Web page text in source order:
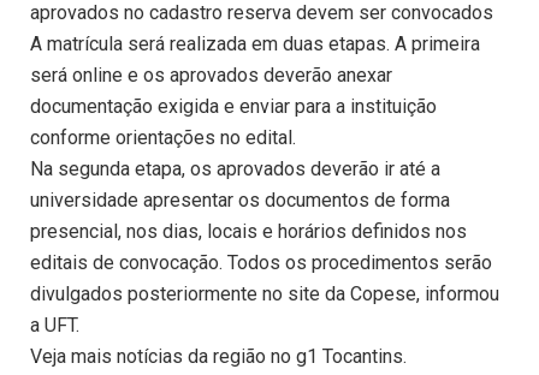
aprovados no cadastro reserva devem ser convocados
A matrícula será realizada em duas etapas. A primeira
será online e os aprovados deverão anexar
documentação exigida e enviar para a instituição
conforme orientações no edital.
Na segunda etapa, os aprovados deverão ir até a
universidade apresentar os documentos de forma
presencial, nos dias, locais e horários definidos nos
editais de convocação. Todos os procedimentos serão
divulgados posteriormente no site da Copese, informou
a UFT.
Veja mais notícias da região no g1 Tocantins.